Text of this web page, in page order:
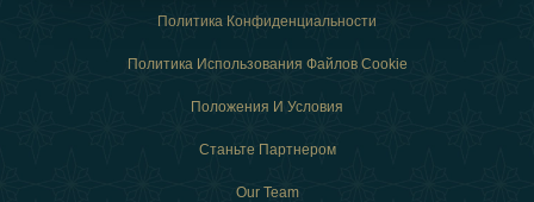
Политика Конфиденциальности
Политика Использования Файлов Cookie
Положения И Условия
Станьте Партнером
Our Team